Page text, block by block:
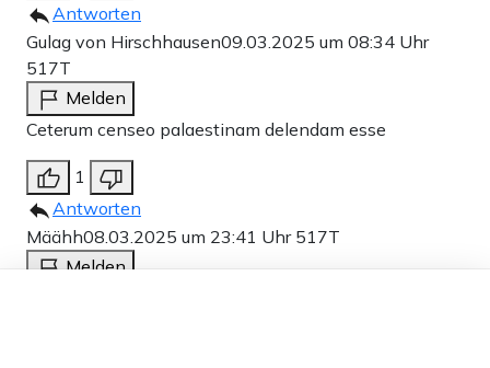
Antworten
Gulag von Hirschhausen09.03.2025 um 08:34 Uhr
517T
Melden
Ceterum censeo palaestinam delendam esse
1
Antworten
Määhh08.03.2025 um 23:41 Uhr 517T
Melden